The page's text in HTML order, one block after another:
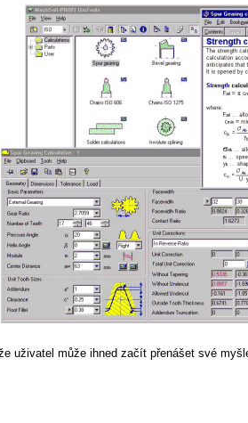
uživatel může ihned začít přenášet své